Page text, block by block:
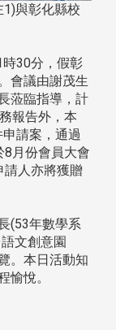
與彰化縣校
30分，假彰
會議由謝茂生
蒞臨指導，計
報告外，本
請案，通過
月份會員大會
請人亦將獲贈
(53年數學系
文創意園
。本日活動知
愉悅。